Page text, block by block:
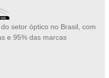
setor óptico no Brasil, com
e 95% das marcas